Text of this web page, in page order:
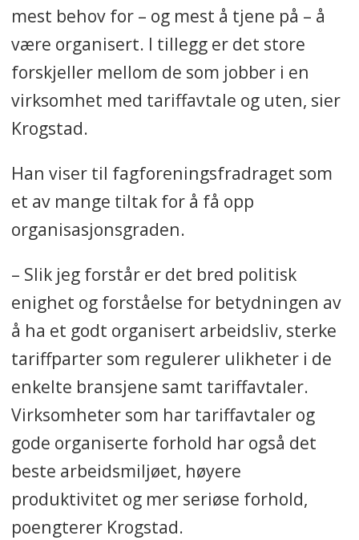
mest behov for – og mest å tjene på – å
være organisert. I tillegg er det store
forskjeller mellom de som jobber i en
virksomhet med tariffavtale og uten, sier
Krogstad.
Han viser til fagforeningsfradraget som
et av mange tiltak for å få opp
organisasjonsgraden.
– Slik jeg forstår er det bred politisk
enighet og forståelse for betydningen av
å ha et godt organisert arbeidsliv, sterke
tariffparter som regulerer ulikheter i de
enkelte bransjene samt tariffavtaler.
Virksomheter som har tariffavtaler og
gode organiserte forhold har også det
beste arbeidsmiljøet, høyere
produktivitet og mer seriøse forhold,
poengterer Krogstad.